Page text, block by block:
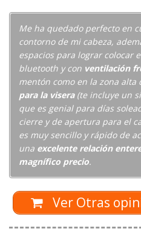
Me ha quedado perfecto en
contorno de mi cabeza,
espacios para lograr colocar
bluetooth y con ventilación
mentón como en la zona alta
para la visera(te incluye un
que es genial para días
cierre y de apertura para el
es muy sencillo y rápido de
una excelente relación
magnífico precio.
Ver Otras